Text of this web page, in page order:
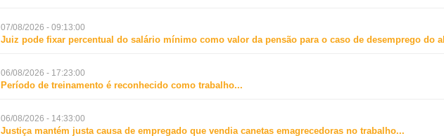
07/08/2026 - 09:13:00
Juiz pode fixar percentual do salário mínimo como valor da pensão para o caso de desemprego do al
06/08/2026 - 17:23:00
Período de treinamento é reconhecido como trabalho...
06/08/2026 - 14:33:00
Justiça mantém justa causa de empregado que vendia canetas emagrecedoras no trabalho...